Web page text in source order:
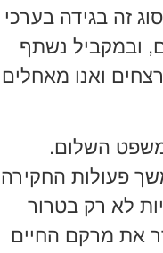
זה בגידה בערכי
ובמקביל נשתף
ואנו מאחלים
משפט השלום.
פעולות החקירה
לא רק בטרור
את מרקם החיים